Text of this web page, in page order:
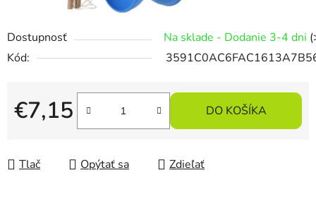
Dostupnosť Na sklade - Dodanie 3-4 dni
Kód:
€7,15
Jednotková cena:
DO KOŠÍKA
Tlač Opýtať sa Zdieľať